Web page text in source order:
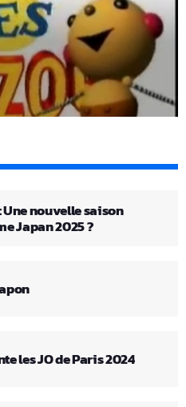
nouvelle saison
Japan 2025 ?
les JO de Paris 2024